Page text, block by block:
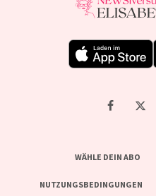
WÄHLE DEIN ABO
NUTZUNGSBEDINGUNGEN